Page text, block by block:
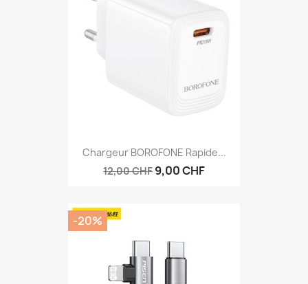
Chargeur BOROFONE Rapide...
12,00 CHF 9,00 CHF
-20%